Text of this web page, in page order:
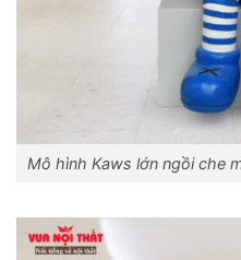
Mô hình Kaws lớn ngồi che